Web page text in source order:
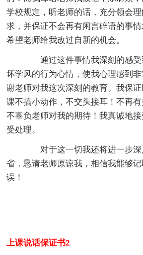
学校规定，听老师的话，充分领会
求，并保证不会再有闲言碎语的事情
希望老师给我改过自新的机会。
通过这件事情我深刻的感受
坏学风的行为心情，使我心理感到
谢老师对我这次深刻的教育。我保
课不搞小动作，不交头接耳！不再有
不辜负老师对我的期待！我真诚地
受处理。
对于这一切我还将进一步深
省，恳请老师原谅我，相信我能够
误！
上课说话保证书2